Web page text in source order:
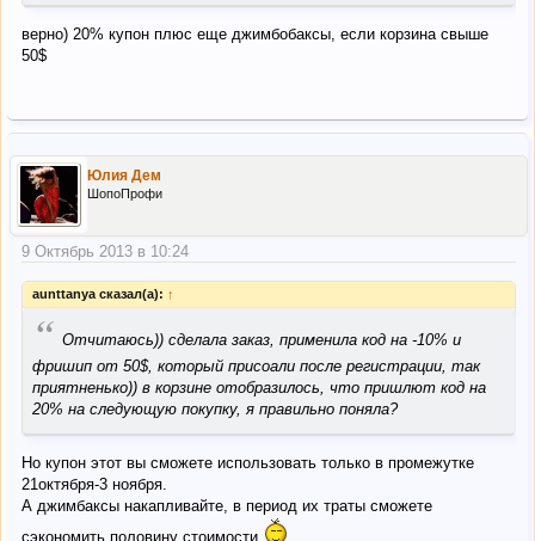
верно) 20% купон плюс еще джимбобаксы, если корзина свыше
50$
Юлия Дем
ШопоПрофи
9 Октябрь 2013 в 10:24
aunttanya сказал(а): ↑
“ Отчитаюсь)) сделала заказ, применила код на -10% и
фришип от 50$, который присоали после регистрации, так
приятненько)) в корзине отобразилось, что пришлют код на
20% на следующую покупку, я правильно поняла?
Но купон этот вы сможете использовать только в промежутке
21октября-3 ноября.
А джимбаксы накапливайте, в период их траты сможете
сэкономить половину стоимости.